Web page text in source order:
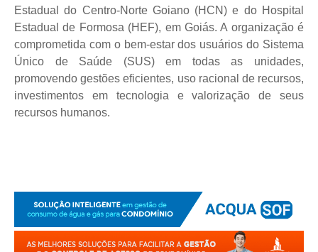
Estadual do Centro-Norte Goiano (HCN) e do Hospital
Estadual de Formosa (HEF), em Goiás. A organização é
comprometida com o bem-estar dos usuários do Sistema
Único de Saúde (SUS) em todas as unidades,
promovendo gestões eficientes, uso racional de recursos,
investimentos em tecnologia e valorização de seus
recursos humanos.